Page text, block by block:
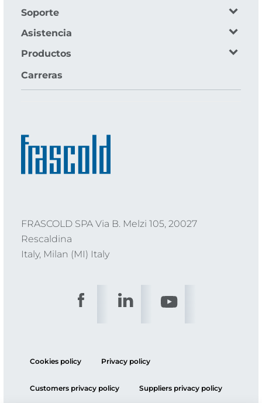
Soporte
Asistencia
Productos
Carreras
FRASCOLD SPA Via B. Melzi 105, 20027
Rescaldina
Italy, Milan (MI) Italy
Cookies policy Privacy policy
Customers privacy policy Suppliers privacy policy